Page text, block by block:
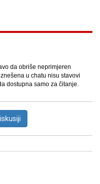
da obriše neprimjeren
u chatu nisu stavovi
dostupna samo za čitanje.